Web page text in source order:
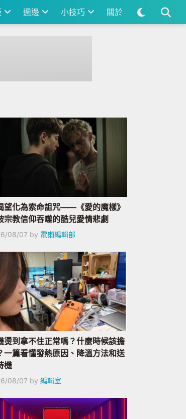
週邊 小技巧 關於
望化為索命詛咒——《愛的魔樣》
宗教信仰吞噬的酷兒愛情悲劇
08/07 by 電獺編輯部
燙到拿不住正常嗎？什麼時候該擔
一篇看懂發熱原因、降溫方法和送
機
08/07 by 編輯室